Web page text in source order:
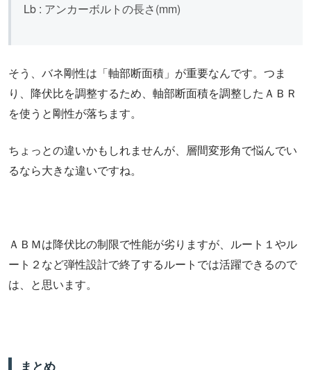
Lb : アンカーボルトの長さ(mm)
そう、バネ剛性は「軸部断面積」が重要なんです。つま
り、降伏比を調整するため、軸部断面積を調整したＡＢＲ
を使うと剛性が落ちます。
ちょっとの違いかもしれませんが、層間変形角で悩んでい
るなら大きな違いですね。
ＡＢＭは降伏比の制限で性能が劣りますが、ルート１やル
ート２など弾性設計で終了するルートでは活躍できるので
は、と思います。
まとめ